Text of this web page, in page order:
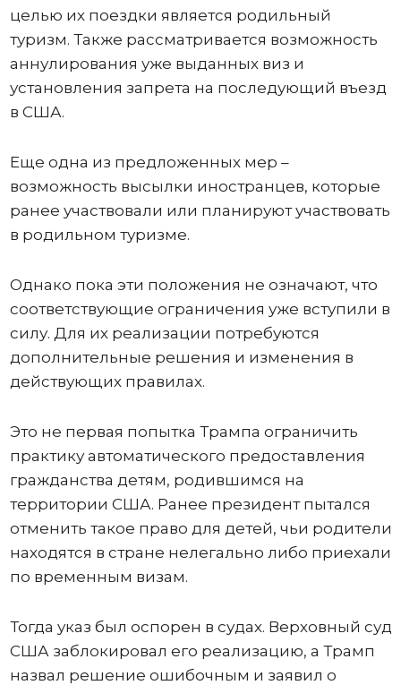
целью их поездки является родильный
туризм. Также рассматривается возможность
аннулирования уже выданных виз и
установления запрета на последующий въезд
в США.
Еще одна из предложенных мер –
возможность высылки иностранцев, которые
ранее участвовали или планируют участвовать
в родильном туризме.
Однако пока эти положения не означают, что
соответствующие ограничения уже вступили в
силу. Для их реализации потребуются
дополнительные решения и изменения в
действующих правилах.
Это не первая попытка Трампа ограничить
практику автоматического предоставления
гражданства детям, родившимся на
территории США. Ранее президент пытался
отменить такое право для детей, чьи родители
находятся в стране нелегально либо приехали
по временным визам.
Тогда указ был оспорен в судах. Верховный суд
США заблокировал его реализацию, а Трамп
назвал решение ошибочным и заявил о